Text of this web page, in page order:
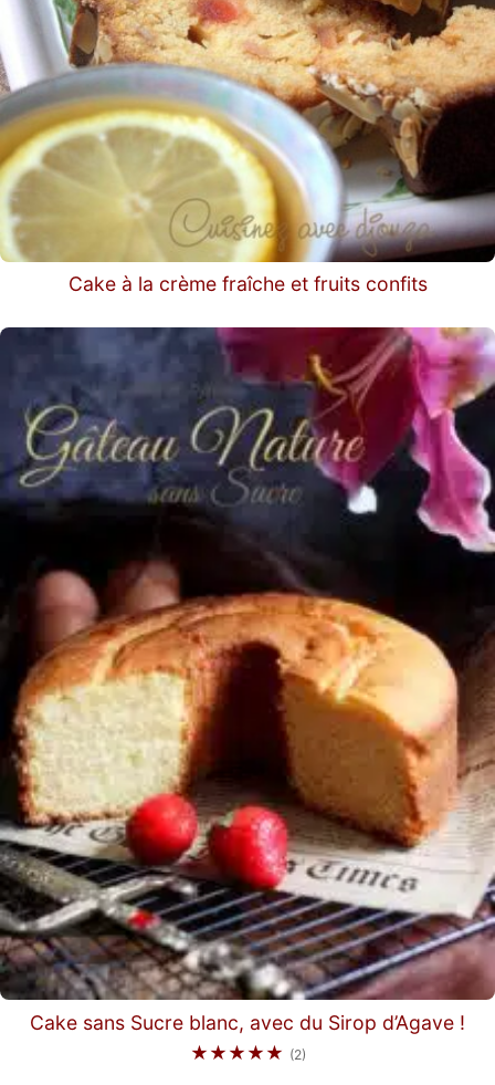
Cake à la crème fraîche et fruits confits
Cake sans Sucre blanc, avec du Sirop d’Agave !
★★★★★ (2)